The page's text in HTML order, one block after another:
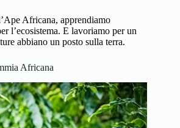
Africana, apprendiamo
l’ecosistema. E lavoriamo per un
abbiano un posto sulla terra.
Africana